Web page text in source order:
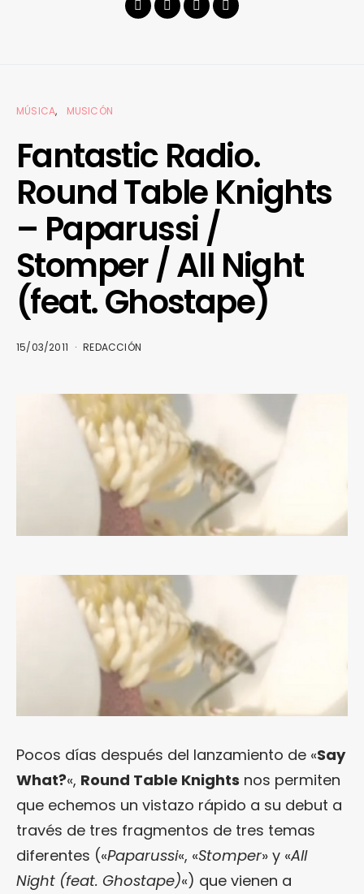
MÚSICA MUSICÓN
Fantastic Radio.
Round Table Knights
– Paparussi /
Stomper / All Night
(feat. Ghostape)
15/03/2011 REDACCIÓN
Pocos días después del lanzamiento de «Say
What?«, Round Table Knights nos permiten
que echemos un vistazo rápido a su debut a
través de tres fragmentos de tres temas
diferentes («Paparussi«, «Stomper» y «All
Night (feat. Ghostape)«) que vienen a